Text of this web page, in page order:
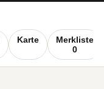
Karte
Merkliste
0